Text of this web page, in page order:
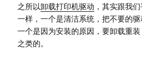
之所以卸载打印机驱动 ，其实跟我
一样，一个是清洁系统，把不要的
一个是因为安装的原因，要卸载重
之类的。